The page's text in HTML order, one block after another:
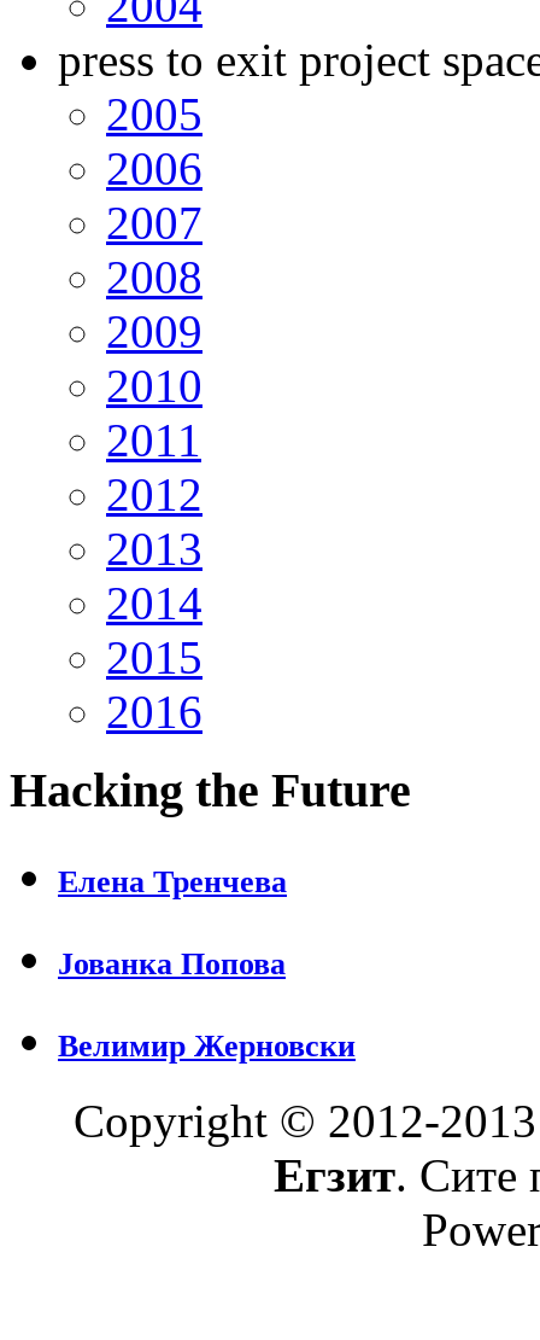
press to exit project
2005
2006
2007
2008
2009
2010
2011
2012
2013
2014
2015
2016
Hacking the Future
Еленa Тренчева
Јованка Попова
Велимир Жерновски
Copyright © 2012-
Егзит. Сите